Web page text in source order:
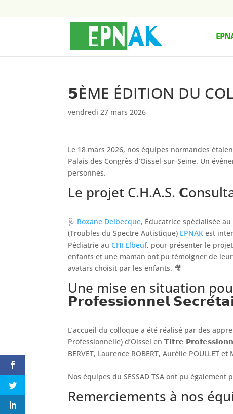
𝟱ÈME ÉDITION DU
vendredi 27 mars 2026
Le 18 mars 2026, nos équipes normandes
Palais des Congrès d’Oissel-sur-Seine. Un
personnes.
Le projet C.H.A.S.
🩺 Roxane Delbecque, Éducatrice spécialisée au
(Troubles du Spectre Autistique) EPNAK est
Pédiatrie auCHI Elbeuf, pour présenter le
enfants et une maman ont pu témoigner de
avatars choisit par les enfants. 🎥
Une mise en situation
𝗣𝗿𝗼𝗳𝗲𝘀𝘀𝗶𝗼𝗻𝗻𝗲𝗹
L’accueil du colloque a été réalisé par des
Professionnelle) d’Oissel en 𝗧𝗶𝘁𝗿𝗲
BERVET, Laurence ROBERT, Aurélie POULLET et
Nos équipes du SESSAD TSA ont pu
Remerciements à nos